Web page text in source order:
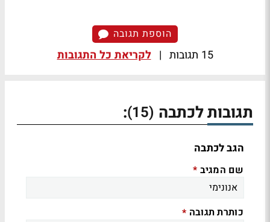
הוספת תגובה
15 תגובות | לקריאת כל התגובות
תגובות לכתבה (15)
:
הגב לכתבה
שם המגיב *
כותרת תגובה *